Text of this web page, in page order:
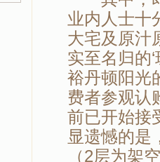
业内人士十
大宅及原汁
实至名归的
裕丹顿阳光
费者参观认
前已开始接
显遗憾的是
（2层为架